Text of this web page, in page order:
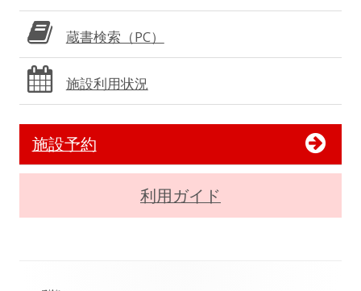
蔵書検索（PC）
施設利用状況
施設予約
利用ガイド